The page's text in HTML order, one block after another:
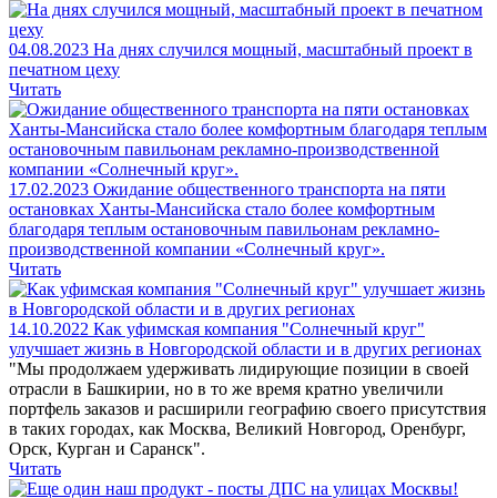
04.08.2023 На днях случился мощный, масштабный проект в
печатном цеху
Читать
17.02.2023 Ожидание общественного транспорта на пяти
остановках Ханты-Мансийска стало более комфортным
благодаря теплым остановочным павильонам рекламно-
производственной компании «Солнечный круг».
Читать
14.10.2022 Как уфимская компания "Солнечный круг"
улучшает жизнь в Новгородской области и в других регионах
"Мы продолжаем удерживать лидирующие позиции в своей
отрасли в Башкирии, но в то же время кратно увеличили
портфель заказов и расширили географию своего присутствия
в таких городах, как Москва, Великий Новгород, Оренбург,
Орск, Курган и Саранск".
Читать